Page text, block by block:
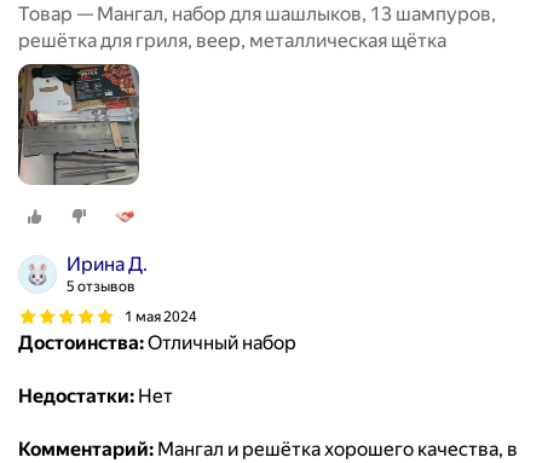
Товар — Мангал, набор для шашлыков, 13 шампуров,
решётка для гриля, веер, металлическая щётка
Ирина Д.
5 отзывов
1 мая 2024
Достоинства:Отличный набор
Недостатки: Нет
Комментарий: Мангал и решётка хорошего качества, в